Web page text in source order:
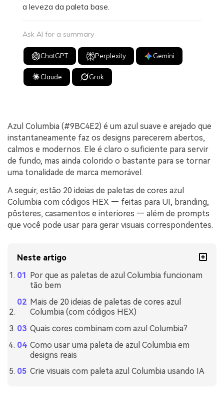
a leveza da paleta base.
Ask AI for a summary
ChatGPT Perplexity Gemini
Claude Grok
Azul Columbia (#9BC4E2) é um azul suave e arejado que
instantaneamente faz os designs parecerem abertos,
calmos e modernos. Ele é claro o suficiente para servir
de fundo, mas ainda colorido o bastante para se tornar
uma tonalidade de marca memorável.
A seguir, estão 20 ideias de paletas de cores azul
Columbia com códigos HEX — feitas para UI, branding,
pôsteres, casamentos e interiores — além de prompts
que você pode usar para gerar visuais correspondentes.
Neste artigo
Por que as paletas de azul Columbia funcionam
tão bem
Mais de 20 ideias de paletas de cores azul
Columbia (com códigos HEX)
Quais cores combinam com azul Columbia?
Como usar uma paleta de azul Columbia em
designs reais
Crie visuais com paleta azul Columbia usando IA